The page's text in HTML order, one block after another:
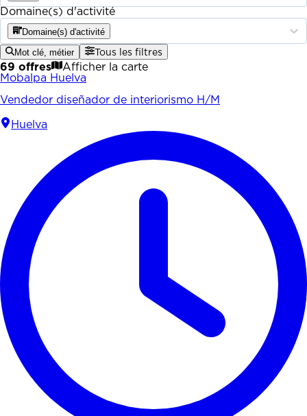
Domaine(s) d'activité
Domaine(s) d'activité
Mot clé, métier Tous les filtres
69 offres
Afficher la carte
Mobalpa Huelva
Vendedor diseñador de interiorismo H/M
Huelva